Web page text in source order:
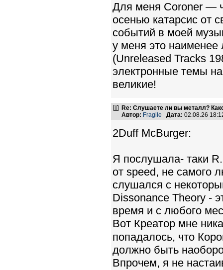
Для меня Coroner —
осенью катарсис от
событий в моей
у меня это
(Unreleased Tracks
электронные темы
великие!
Re: Слушаете ли вы металл?
Автор: Fragile Дата: 02.08.26
2Duff McBurger:
Я послушала- таки
от speed, не самого
слушался с
Dissonance Theory -
время и с любого
Вот Креатор мне
попадалось, что
должно быть
Впрочем, я не